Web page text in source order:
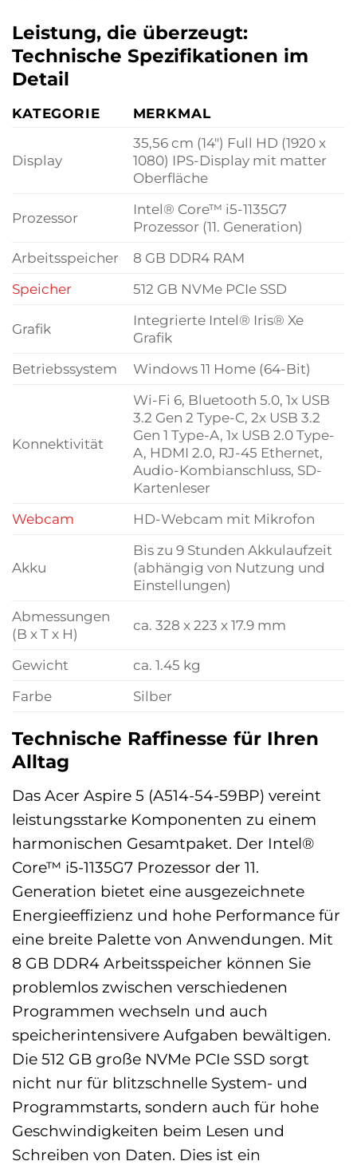
Leistung, die überzeugt:
Technische Spezifikationen im
Detail
KATEGORIE MERKMAL
Display
35,56 cm (14″) Full HD (1920 x
1080) IPS-Display mit matter
Oberfläche
Prozessor
Intel® Core™ i5-1135G7
Prozessor (11. Generation)
Arbeitsspeicher
8 GB DDR4 RAM
Speicher
512 GB NVMe PCIe SSD
Grafik
Integrierte Intel® Iris® Xe
Grafik
Betriebssystem
Windows 11 Home (64-Bit)
Konnektivität
Wi-Fi 6, Bluetooth 5.0, 1x USB
3.2 Gen 2 Type-C, 2x USB 3.2
Gen 1 Type-A, 1x USB 2.0 Type-
A, HDMI 2.0, RJ-45 Ethernet,
Audio-Kombianschluss, SD-
Kartenleser
Webcam
HD-Webcam mit Mikrofon
Akku
Bis zu 9 Stunden Akkulaufzeit
(abhängig von Nutzung und
Einstellungen)
Abmessungen
(B x T x H)
ca. 328 x 223 x 17.9 mm
Gewicht
ca. 1.45 kg
Farbe
Silber
Technische Raffinesse für Ihren
Alltag
Das Acer Aspire 5 (A514-54-59BP) vereint
leistungsstarke Komponenten zu einem
harmonischen Gesamtpaket. Der Intel®
Core™ i5-1135G7 Prozessor der 11.
Generation bietet eine ausgezeichnete
Energieeffizienz und hohe Performance für
eine breite Palette von Anwendungen. Mit
8 GB DDR4 Arbeitsspeicher können Sie
problemlos zwischen verschiedenen
Programmen wechseln und auch
speicherintensivere Aufgaben bewältigen.
Die 512 GB große NVMe PCIe SSD sorgt
nicht nur für blitzschnelle System- und
Programmstarts, sondern auch für hohe
Geschwindigkeiten beim Lesen und
Schreiben von Daten. Dies ist ein